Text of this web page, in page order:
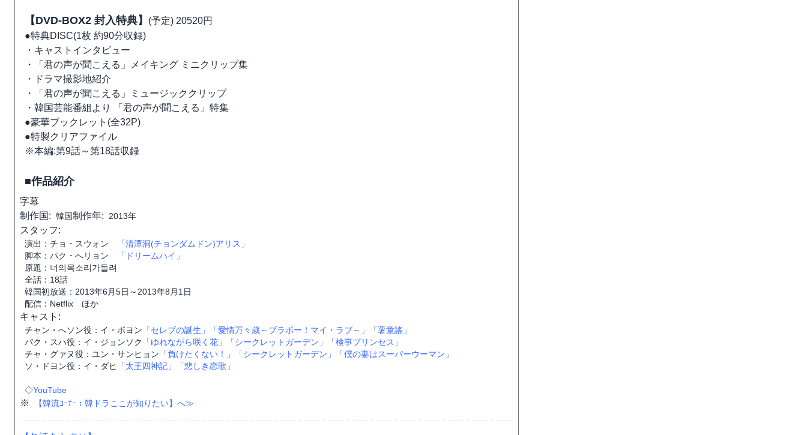
【DVD-BOX2 封入特典】
(予定) 20520円
●特典DISC(1枚 約90分収録)
・キャストインタビュー
・「君の声が聞こえる」メイキング ミニクリップ集
・ドラマ撮影地紹介
・「君の声が聞こえる」ミュージッククリップ
・韓国芸能番組より 「君の声が聞こえる」特集
●豪華ブックレット(全32P)
●特製クリアファイル
※本編:第9話～第18話収録
■作品紹介
字幕
制作国: 韓国制作年: 2013年
スタッフ:
演出：チョ・スウォン
「清潭洞(チョンダムドン)アリス」
脚本：パク・へリョン
「ドリームハイ」
原題：너의목소리가들려
全話：18話
韓国初放送：2013年6月5日～2013年8月1日
配信：Netflix ほか
キャスト:
チャン・へソン役：イ・ボヨン 「セレブの誕生」 「愛情万々歳～ブラボー！マイ・ラブ～」
「薯童謠」
パク・スハ役：イ・ジョンソク
「ゆれながら咲く花」 「シークレットガーデン」
「検事プリンセス」
チャ・グァヌ役：ユン・サンヒョン 「負けたくない！」 「シークレットガーデン」
「僕の妻はスーパーウーマン」
ソ・ドヨン役：イ・ダヒ
「太王四神記」 「悲しき恋歌」
◇YouTube
※ 【韓流ｺｰﾅｰ：韓ドラここが知りたい】へ≫